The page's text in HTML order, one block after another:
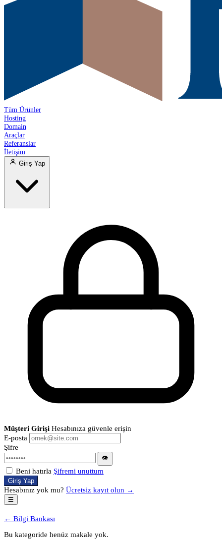
Tüm Ürünler
Hosting
Domain
Araçlar
Referanslar
İletişim
Giriş Yap
Müşteri Girişi Hesabınıza güvenle erişin
E-posta
Şifre
👁
Beni hatırla Şifremi unuttum
Giriş Yap
Hesabınız yok mu? Ücretsiz kayıt olun →
☰
← Bilgi Bankası
Bu kategoride henüz makale yok.